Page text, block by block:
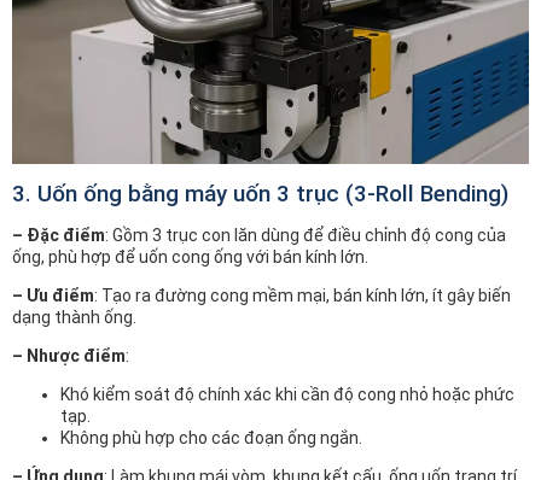
3. Uốn ống bằng máy uốn 3 trục (3-Roll Bending)
– Đặc điểm: Gồm 3 trục con lăn dùng để điều chỉnh độ cong của
ống, phù hợp để uốn cong ống với bán kính lớn.
– Ưu điểm: Tạo ra đường cong mềm mại, bán kính lớn, ít gây biến
dạng thành ống.
– Nhược điểm:
Khó kiểm soát độ chính xác khi cần độ cong nhỏ hoặc phức
tạp.
Không phù hợp cho các đoạn ống ngắn.
– Ứng dụng: Làm khung mái vòm, khung kết cấu, ống uốn trang trí.